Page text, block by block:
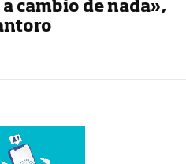
cambio de nada»,